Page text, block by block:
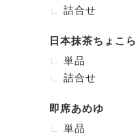
詰合せ
日本抹茶ちょこら
単品
詰合せ
即席あめゆ
単品